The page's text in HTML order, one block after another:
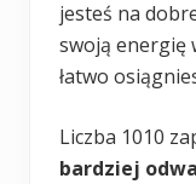
jesteś na
swoją energię
łatwo
Liczba 1010
bardziej